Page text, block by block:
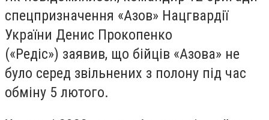
спецпризначення «Азов» Нацгвардії
України Денис Прокопенко
(«Редіс») заявив, що бійців «Азова» не
було серед звільнених з полону під час
обміну 5 лютого.